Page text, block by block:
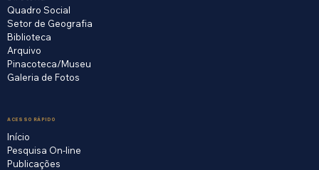
Quadro Social
Setor de Geografia
Biblioteca
Arquivo
Pinacoteca/Museu
Galeria de Fotos
ACESSO RÁPIDO
Início
Pesquisa On-line
Publicações